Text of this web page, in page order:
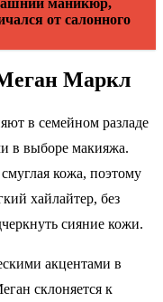
от салонного
Маркл
в семейном разладе
в выборе макияжа.
кожа, поэтому
хайлайтер, без
сияние кожи.
акцентами в
склоняется к